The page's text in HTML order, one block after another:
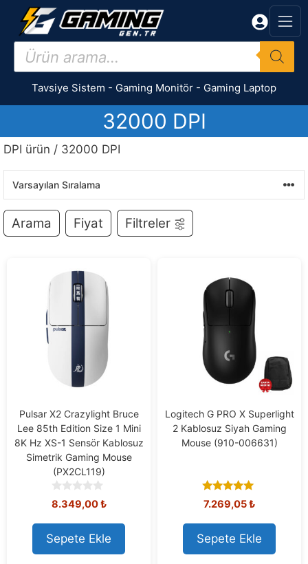
İçeriğe
Products
search
Tavsiye Sistem - Gaming Monitör - Gaming Laptop
32000 DPI
DPI ürün / 32000 DPI
Arama Fiyat Filtreler
Pulsar X2 Crazylight Bruce
Lee 85th Edition Size 1 Mini
8K Hz XS-1 Sensör Kablosuz
Simetrik Gaming Mouse
(PX2CL119)
0
o
u
t
o
f
8.349,00₺
Sepete Ekle
Logitech G PRO X Superlight
2 Kablosuz Siyah Gaming
Mouse (910-006631)
5.00
out of 5
Orijinal
7.778,73 ₺.
7.269,05₺Şu
7.269,05 ₺.
Sepete Ekle